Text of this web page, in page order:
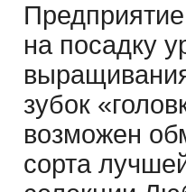
на посадку
зубок
возможен
сорта